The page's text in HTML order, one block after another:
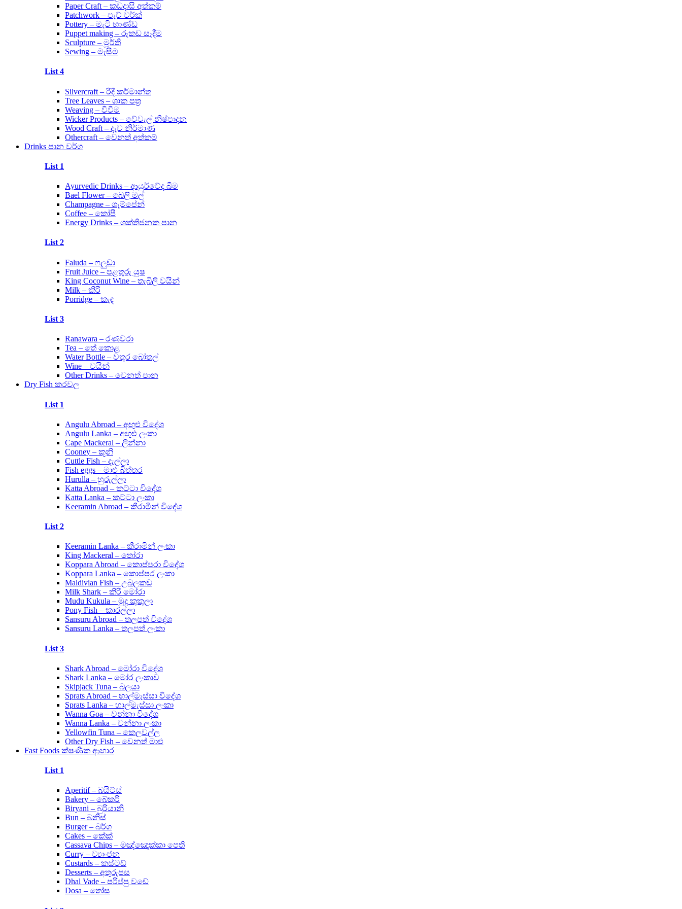
Paper Craft – කඩදාසි අත්කම්
Patchwork – පැච් වර්ක්
Pottery – මැටි භාණ්ඩ
Puppet making – රූකඩ සෑදීම
Sculpture – මූර්ති
Sewing – මැසීම
List 4
Silvercraft – රිදී කර්මාන්ත
Tree Leaves – ශාක පත්‍ර
Weaving – විවීම
Wicker Products – වේවැල් නිෂ්පාදන
Wood Craft – දැව නිර්මාණ
Othercraft – වෙනත් අත්කම්
Drinks පාන වර්ග
List 1
Ayurvedic Drinks – ආයුර්වේද බීම
Bael Flower – බෙලි මල්
Champagne – ශැම්පේන්
Coffee – කෝපී
Energy Drinks – ශක්තිජනක පාන
List 2
Faluda – ෆලුඩා
Fruit Juice – පළතුරු යුෂ
King Coconut Wine – තැබිලි වයින්
Milk – කිරි
Porridge – කැඳ
List 3
Ranawara – රණවරා
Tea – තේ කොළ
Water Bottle – වතුර බෝතල්
Wine – වයින්
Other Drinks – වෙනත් පාන
Dry Fish කරවල
List 1
Angulu Abroad – අඟුළු විදේශ
Angulu Lanka – අඟුළු ලංකා
Cape Mackeral – ලින්නා
Cooney – කූනි
Cuttle Fish – දැල්ලා
Fish eggs – මාළු බිත්තර
Hurulla – හුරුල්ලා
Katta Abroad – කට්ටා විදේශ
Katta Lanka – කට්ටා ලංකා
Keeramin Abroad – කීරාමින් විදේශ
List 2
Keeramin Lanka – කීරාමින් ලංකා
King Mackeral – තෝරා
Koppara Abroad – කොප්පරා විදේශ
Koppara Lanka – කොප්පර ලංකා
Maldivian Fish – උබලකඩ
Milk Shark – කිරි මෝරා
Mudu Kukula – මුදු කුකුලා
Pony Fish – කාරල්ලා
Sansuru Abroad – තලපත් විදේශ
Sansuru Lanka – තලපත් ලංකා
List 3
Shark Abroad – මෝරා විදේශ
Shark Lanka – මෝර ලංකාව
Skipjack Tuna – බලයා
Sprats Abroad – හාල්මැස්සා විදේශ
Sprats Lanka – හාල්මැස්සා ලංකා
Wanna Goa – වන්නා විදේශ
Wanna Lanka – වන්නා ලංකා
Yellowfin Tuna – කෙලවල්ල
Other Dry Fish – වෙනත් මාළු
Fast Foods ක්ෂණික ආහාර
List 1
Aperitif – බයිට්ස්
Bakery – බේකරි
Biryani – බුරියානි
Bun – බනිස්
Burger – බර්ග
Cakes – කේක්
Cassava Chips – මඤ්ඤොක්කා පෙති
Curry – ව්‍යාංජන
Custards – කස්ටඩ්
Desserts – අතුරුපස
Dhal Vade – පරිප්පු වඩේ
Dosa – තෝස